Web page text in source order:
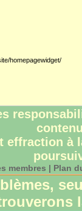
homepagewidget/
effraction
membres | Plan